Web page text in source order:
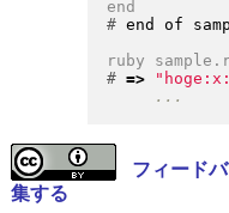
#
# =>
フィード
集する